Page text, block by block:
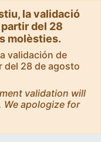
la validació
del 28
molèsties.
validación de
del 28 de agosto
validation will
apologize for